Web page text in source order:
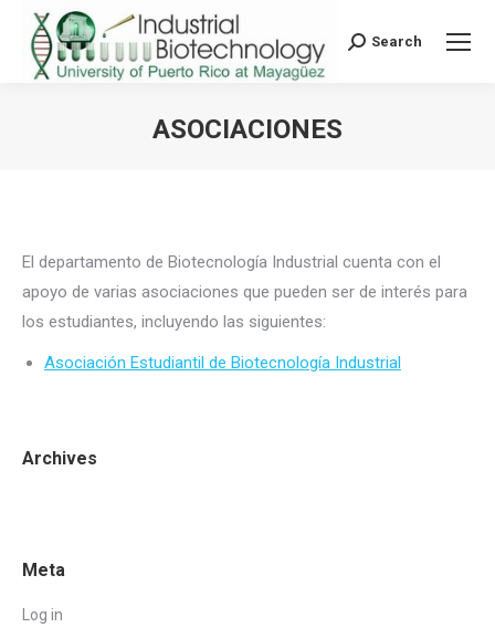
Search:
Search
ASOCIACIONES
El departamento de Biotecnología Industrial cuenta con el
apoyo de varias asociaciones que pueden ser de interés para
los estudiantes, incluyendo las siguientes:
Asociación Estudiantil de Biotecnología Industrial
Archives
Meta
Log in